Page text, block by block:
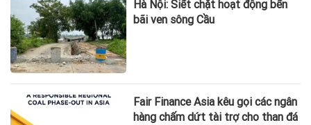
Hà Nội: Siết chặt hoạt động bến
bãi ven sông Cầu
Fair Finance Asia kêu gọi các ngân
hàng chấm dứt tài trợ cho than đá